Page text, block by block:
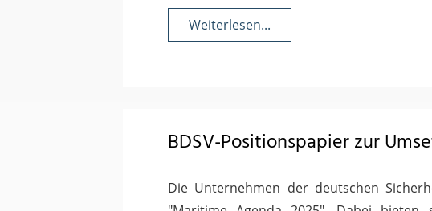
Weiterlesen...
BDSV-Positionspapier zur
Die Unternehmen der deutschen